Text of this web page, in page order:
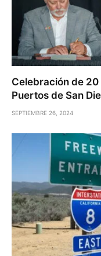
Celebración de 20
Puertos de San
SEPTIEMBRE 26, 2024